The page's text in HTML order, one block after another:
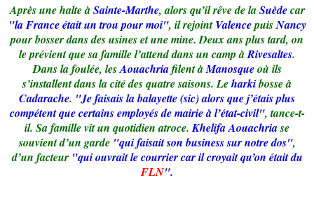
Après une halte àSainte-Marthe, alors qu’il rêve de laSuèdecar
"la France était un trou pour moi", il rejointValencepuisNancy
pour bosser dans des usines et une mine. Deux ans plus tard, on
le prévient que sa famille l’attend dans un camp àRivesaltes.
Dans la foulée, lesAouachriafilent àManosqueoù ils
s’installent dans la cité des quatre saisons. Leharkibosse à
Cadarache. "Je faisais la balayette (sic) alors que j’étais plus
compétent que certains employés de mairie à l’état-civil", tance-t-
il. Sa famille vit un quotidien atroce.Khelifa Aouachriase
souvient d’un garde "qui faisait son business sur notre dos",
d’un facteur "qui ouvrait le courrier car il croyait qu’on était du
FLN".